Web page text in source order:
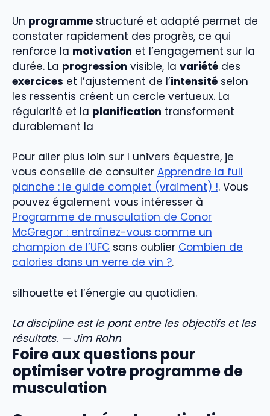
Un programme structuré et adapté permet de
constater rapidement des progrès, ce qui
renforce la motivation et l’engagement sur la
durée. La progression visible, la variété des
exercices et l’ajustement de l’intensité selon
les ressentis créent un cercle vertueux. La
régularité et la planification transforment
durablement la
Pour aller plus loin sur l univers équestre, je
vous conseille de consulter Apprendre la full
planche : le guide complet (vraiment) !. Vous
pouvez également vous intéresser à
Programme de musculation de Conor
McGregor : entraînez-vous comme un
champion de l’UFC sans oublier Combien de
calories dans un verre de vin ?.
silhouette et l’énergie au quotidien.
La discipline est le pont entre les objectifs et les
résultats. — Jim Rohn
Foire aux questions pour
optimiser votre programme de
musculation